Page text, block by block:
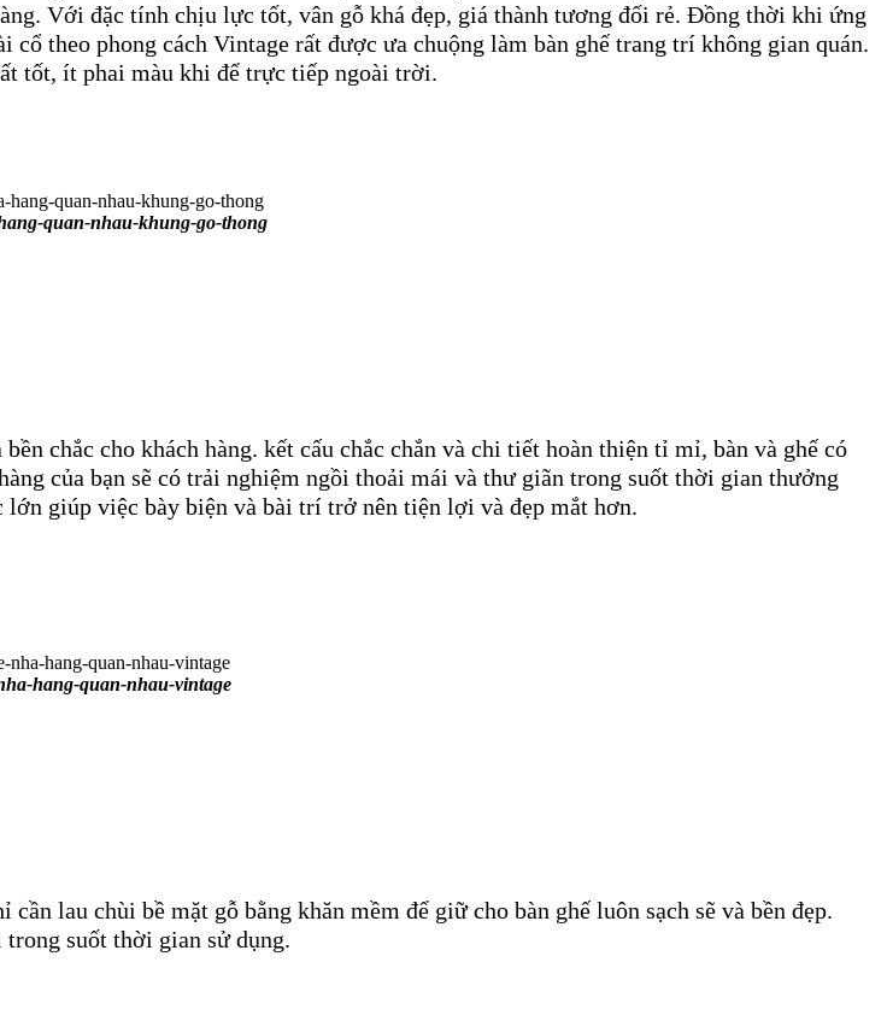
Với đặc tính chịu lực tốt, vân gỗ khá đẹp, giá thành tương đối rẻ. Đồng thời khi ứng
cổ theo phong cách Vintage rất được ưa chuộng làm bàn ghế trang trí không gian quán.
tốt, ít phai màu khi để trực tiếp ngoài trời.
quan-nhau-khung-go-thong
chắc cho khách hàng. kết cấu chắc chắn và chi tiết hoàn thiện tỉ mỉ, bàn và ghế có
của bạn sẽ có trải nghiệm ngồi thoải mái và thư giãn trong suốt thời gian thưởng
lớn giúp việc bày biện và bài trí trở nên tiện lợi và đẹp mắt hơn.
hang-quan-nhau-vintage
lau chùi bề mặt gỗ bằng khăn mềm để giữ cho bàn ghế luôn sạch sẽ và bền đẹp.
suốt thời gian sử dụng.